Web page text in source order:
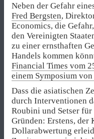
Neben der Gefahr
Fred Bergsten,
Economics, die
den Vereinigten
zu einer ernsthaften
Handels kommen
Financial Times vom
einem Symposium
Dass die asiatischen
durch Interventionen
Roubini und Setser
Gründen: Erstens, der
Dollarabwertung